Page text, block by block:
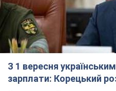
З 1 вересня
зарплати: Корецький